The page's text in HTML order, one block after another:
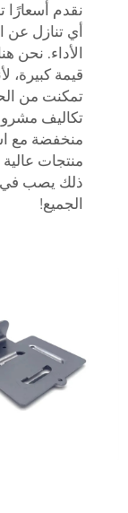
نقدم أسعارًا
أي تنازل عن
الأداء. نحن
قيمة كبيرة،
تمكنت من
تكاليف
منخفضة مع
منتجات
ذلك يصب
الجميع!